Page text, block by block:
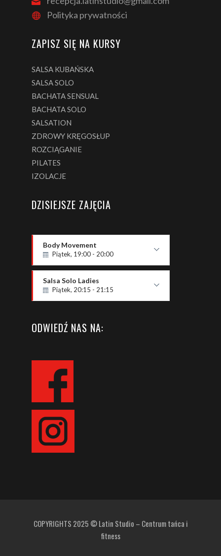
Polityka prywatności
ZAPISZ SIĘ NA KURSY
SALSA KUBAŃSKA
SALSA SOLO
BACHATA SENSUAL
BACHATA SOLO
SALSATION
ZDROWY KRĘGOSŁUP
ROZCIĄGANIE
PILATES
IZOLACJE
DZISIEJSZE ZAJĘCIA
Body Movement
Piątek, 19:00 - 20:00
Poziom OPEN
Paweł Zieja
Salsa Solo Ladies
Piątek, 20:15 - 21:15
ODWIEDŹ NAS NA:
COPYRIGHTS 2025 © Latin Studio – Centrum tańca i
fitness